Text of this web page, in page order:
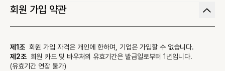
회원 가입 약관
제1조 회원 가입 자격은 개인에 한하며, 기업은 가입할 수 없습니다.
제2조 회원 카드 및 바우처의 유효기간은 발급일로부터 1년입니다.
(유효기간 연장 불가)